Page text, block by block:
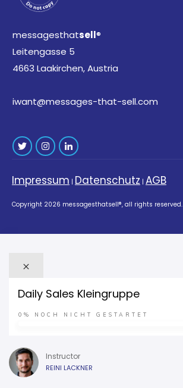
messagesthatsell®
Leitengasse 5
4663 Laakirchen, Austria
iwant@messages-that-sell.com
Impressum | Datenschutz | AGB
Copyright 2026 messagesthatsell®, all rights reserved.
Daily Sales Kleingruppe
0% NOCH NICHT GESTARTET
Instructor
REINI LACKNER